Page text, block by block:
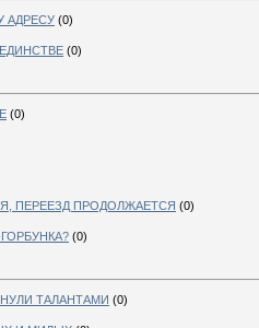
АДРЕСУ (0)
(0)
(0)
ПЕРЕЕЗД ПРОДОЛЖАЕТСЯ (0)
(0)
ТАЛАНТАМИ (0)